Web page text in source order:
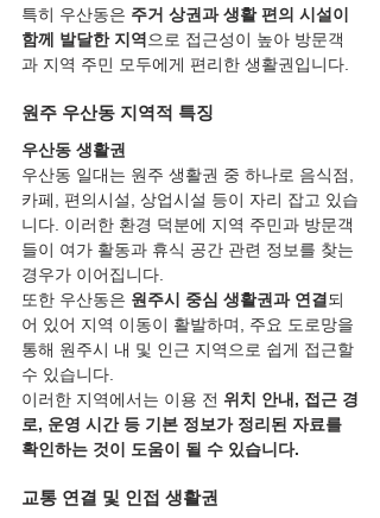
특히 우산동은 주거 상권과 생활 편의 시설이
함께 발달한 지역 으로 접근성이 높아 방문객
과 지역 주민 모두에게 편리한 생활권입니다.
원주 우산동 지역적 특징
우산동 생활권
우산동 일대는 원주 생활권 중 하나로 음식점,
카페, 편의시설, 상업시설 등이 자리 잡고 있습
니다. 이러한 환경 덕분에 지역 주민과 방문객
들이 여가 활동과 휴식 공간 관련 정보를 찾는
경우가 이어집니다.
또한 우산동은 원주시 중심 생활권과 연결 되
어 있어 지역 이동이 활발하며, 주요 도로망을
통해 원주시 내 및 인근 지역으로 쉽게 접근할
수 있습니다.
이러한 지역에서는 이용 전 위치 안내, 접근 경
로, 운영 시간 등 기본 정보가 정리된 자료를
확인하는 것이 도움이 될 수 있습니다.
교통 연결 및 인접 생활권